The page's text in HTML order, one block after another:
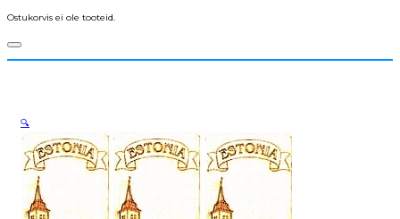
Ostukorvis ei ole tooteid.
🔍